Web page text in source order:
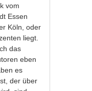
vom
Essen
Köln, oder
liegt.
das
eben
es
der über